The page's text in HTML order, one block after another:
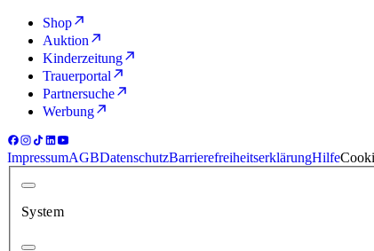
Shop
Auktion
Kinderzeitung
Trauerportal
Partnersuche
Werbung
ImpressumAGBDatenschutzBarrierefreiheitserklärungHilfe
System